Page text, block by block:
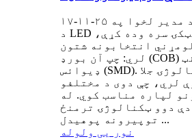
د مدیر لخوا په ۲۵-۱۱-۱۷
د LED ټکنالوژۍ په چټکۍ سره وده کړې،
انتخابونه شتون
لري: چپ آن بورډ (COB) او سرفیس ماونټ
ډیوائس (SMD). دواړه ټکنالوژۍ جلا
لري، چې دوی د مختلفو
لپاره مناسب کوي. له
دوو ټکنالوژۍ ترمنځ
توپیرونه پوهیدل ...
نور یی ولوله